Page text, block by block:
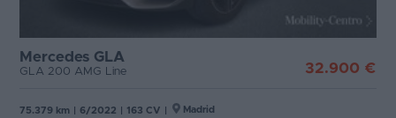
Mercedes GLA
GLA 200 AMG Line 32.900 €
75.379 km 6/2022 163 CV Madrid